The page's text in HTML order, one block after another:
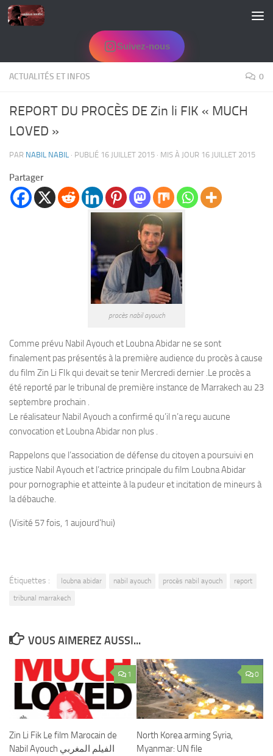
Skip to content
Suivez-nous
ACTUALITÉS ET INFOS 0
REPORT DU PROCÈS DE Zin li FIK « MUCH
LOVED »
PAR NABIL NABIL · PUBLIÉ 16 JUILLET 2015 · MIS À JOUR 16 JUILLET 2015
Partager
procès nabil ayouch
Comme prévu Nabil Ayouch et Loubna Abidar ne se sont
finalement pas présentés à la première audience du procès à cause
du film Zin Li FIk qui devait se tenir Mercredi dernier .Le procès a
été reporté par le tribunal de première instance de Marrakech au 23
septembre prochain .
Le réalisateur Nabil Ayouch a confirmé qu’il n’a reçu aucune
convocation et Loubna Abidar non plus .
Rappelons que l’association de défense du citoyen a poursuivi en
justice Nabil Ayouch et l’actrice principale du film Loubna Abidar
pour pornographie et atteinte à la pudeur et incitation de mineurs à
la débauche.
(Visité 57 fois, 1 aujourd'hui)
Étiquettes : loubna abidar nabil ayouch procès nabil ayouch
report
tribunal marrakech
VOUS AIMEREZ AUSSI...
1
Zin Li Fik Le film Marocain de
Nabil Ayouch الفيلم المغربي
0
North Korea arming Syria,
Myanmar: UN file